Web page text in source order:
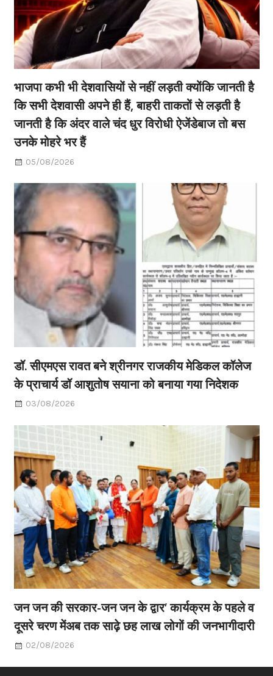
भाजपा कभी भी देशवासियों से नहीं लड़ती क्योंकि जानती है
कि सभी देशवासी अपने ही हैं, बाहरी ताकतों से लड़ती है
जानती है कि अंदर वाले चंद धुर विरोधी ऐजेंडेबाज तो बस
उनके मोहरे भर हैं
05/08/2026
डॉ. सीएमएस रावत बने श्रीनगर राजकीय मेडिकल कॉलेज
के प्राचार्य डॉ आशुतोष सयाना को बनाया गया निदेशक
03/08/2026
जन जन की सरकार-जन जन के द्वार’ कार्यक्रम के पहले व
दूसरे चरण मेंअब तक साढ़े छह लाख लोगों की जनभागीदारी
02/08/2026